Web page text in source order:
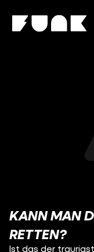
KANN MAN
RETTEN?